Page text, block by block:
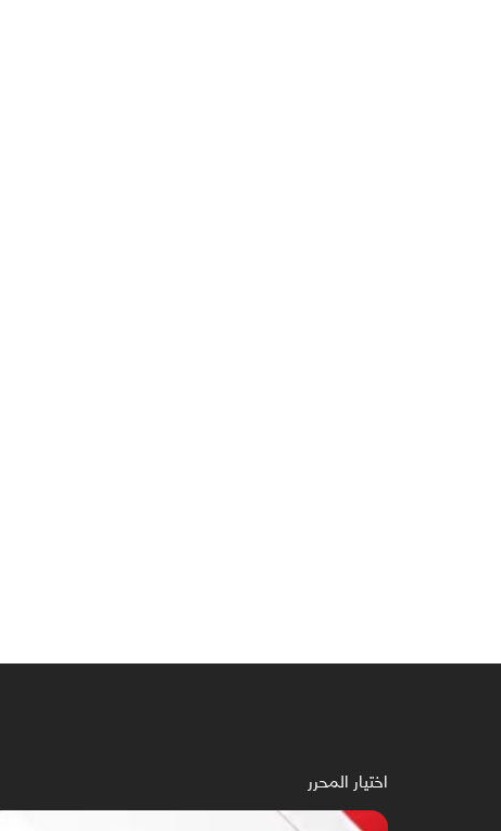
اختيار المحرر